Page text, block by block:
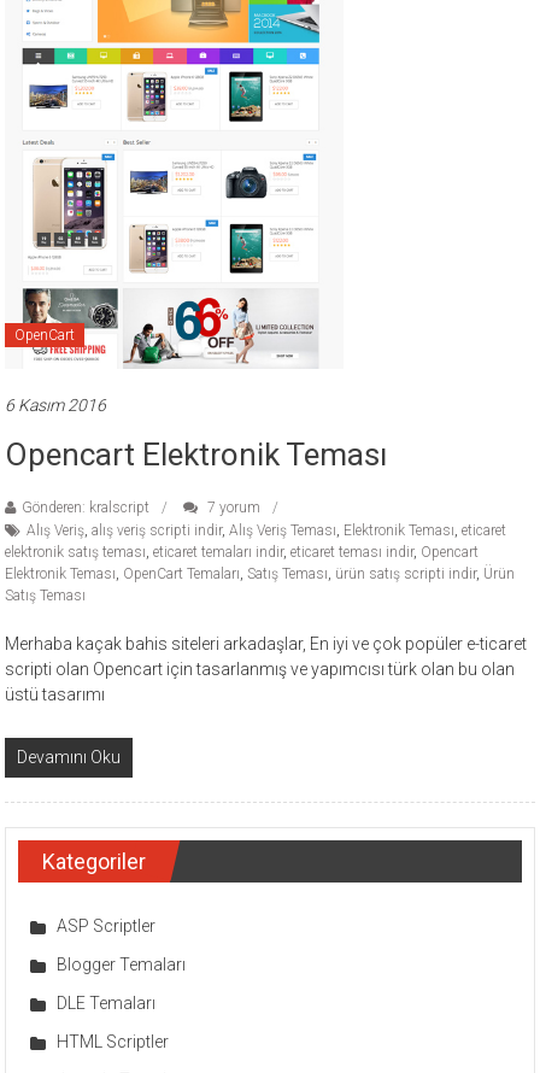
ücretli
temalar,
wordpress
temaları,
php
temaları,
theme
download
sitesi.
OpenCart
6 Kasım 2016
Opencart Elektronik Teması
Gönderen: kralscript
7 yorum
Alış Veriş ,alış veriş scripti indir,Alış Veriş Teması Elektronik Teması ,eticaret
elektronik satış teması ,eticaret temaları indir,eticaret teması indir, Opencart
Elektronik Teması OpenCart Temaları ,Satış Teması ürün satış scripti indir, Ürün
Satış Teması
Merhaba kaçak bahis siteleri arkadaşlar, En iyi ve çok popüler e-ticaret
scripti olan Opencart için tasarlanmış ve yapımcısı türk olan bu olan
üstü tasarımı
Devamını Oku
Kategoriler
ASP Scriptler
Blogger Temaları
DLE Temaları
HTML Scriptler